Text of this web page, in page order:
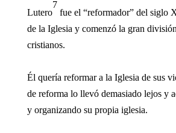
Lutero
7
fue el “reformador” del siglo
de la Iglesia y comenzó la gran
cristianos.
Él quería reformar a la Iglesia de sus
de reforma lo llevó demasiado lejos y
y organizando su propia iglesia.